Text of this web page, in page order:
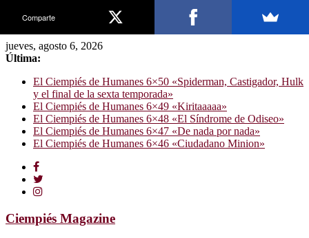
jueves, agosto 6, 2026
Última:
El Ciempiés de Humanes 6×50 «Spiderman, Castigador, Hulk
y el final de la sexta temporada»
El Ciempiés de Humanes 6×49 «Kiritaaaaa»
El Ciempiés de Humanes 6×48 «El Síndrome de Odiseo»
El Ciempiés de Humanes 6×47 «De nada por nada»
El Ciempiés de Humanes 6×46 «Ciudadano Minion»
Ciempiés Magazine
Comparte